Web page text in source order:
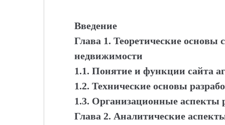
Введение
Глава 1. Теоретические основы
недвижимости
1.1. Понятие и функции сайта
1.2. Технические основы
1.3. Организационные аспекты
Глава 2. Аналитические